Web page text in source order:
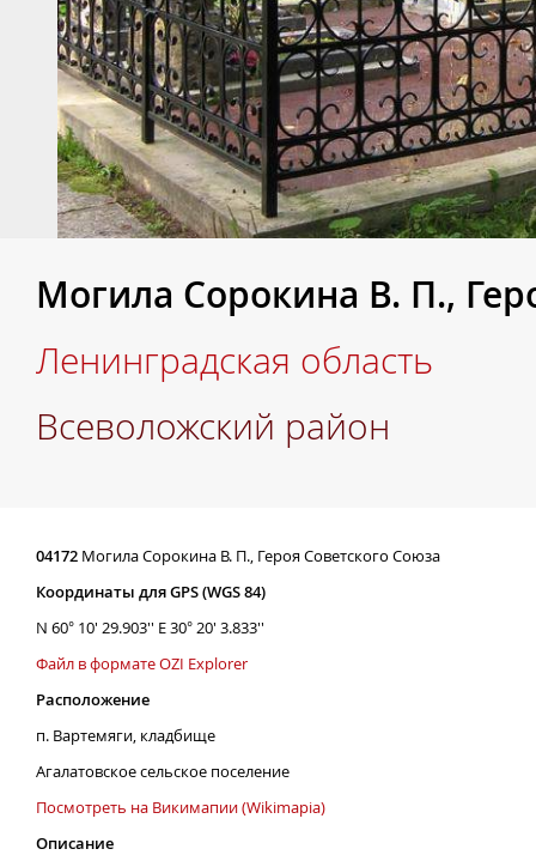
Могила Сорокина В. П.,
Ленинградская область
Всеволожский район
04172 Могила Сорокина В. П., Героя Советского Союза
Координаты для GPS (WGS 84)
N 60° 10' 29.903'' E 30° 20' 3.833''
Файл в формате OZI Explorer
Расположение
п. Вартемяги, кладбище
Агалатовское сельское поселение
Посмотреть на Викимапии (Wikimapia)
Описание